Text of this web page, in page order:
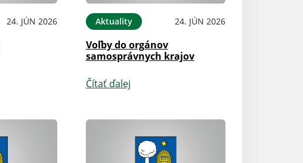
24. JÚN 2026 Aktuality 24. JÚN 2026
Voľby do orgánov
samosprávnych krajov
Čítať ďalej